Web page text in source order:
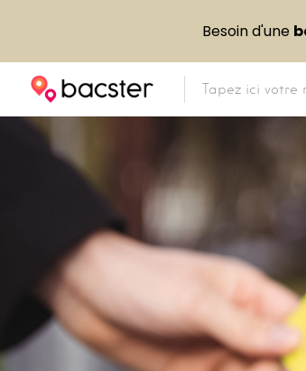
Besoin d'une